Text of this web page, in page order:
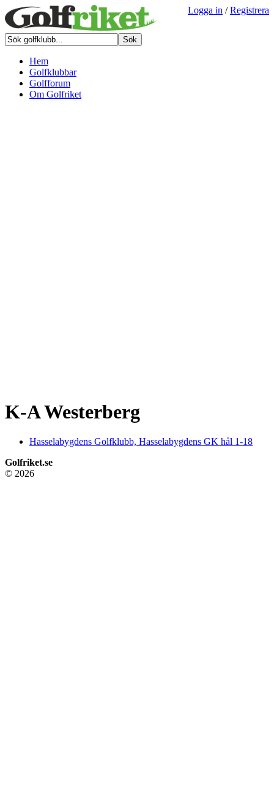
Logga in /Registrera
Hem
Golfklubbar
Golfforum
Om Golfriket
K-A Westerberg
Hasselabygdens Golfklubb, Hasselabygdens GK hål 1-18
Golfriket.se
© 2026